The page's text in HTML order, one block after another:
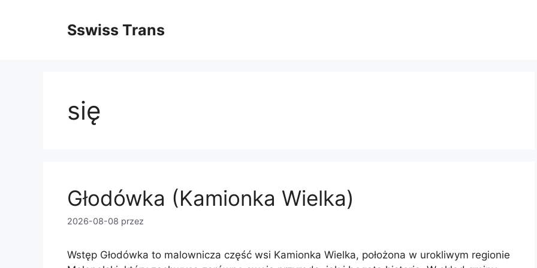
Sswiss Trans
się
Głodówka (Kamionka Wielka)
2026-08-08 przez
Wstęp Głodówka to malownicza część wsi Kamionka Wielka, położona w urokliwym regionie